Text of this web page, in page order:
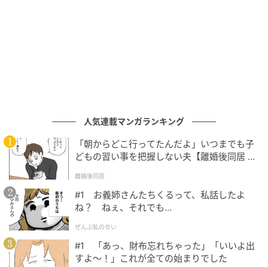
ートピア』ステンレスハンドル付きストロータンブラー
フタ部分に立体的なキャラクターマスコットが付い
た、遊び心あふれるデザインのストロータンブラーで
す。
ハンドルが付いており、移動時の持ち運びにも便利。
大容量の700mlサイズに仕上げられた、暑い日の水分
人気連載マンガランキング
「朝からどこ行ってたんだよ」いつまでも子
どもの習い事を把握しない夫【離婚後同居 Vo
離婚後同居
#1 お義姉さんたちくるって、私話したよ
ね？ ねぇ、それでも…
ぜんぶ私のせい
#1 「あっ、財布忘れちゃった」「いいよ出
すよ〜！」これが全ての始まりでした